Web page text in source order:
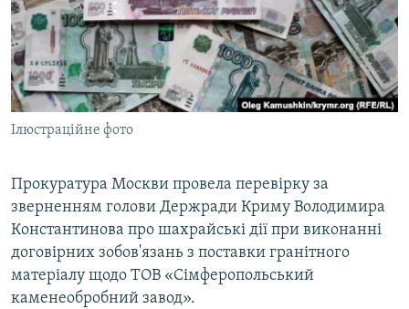
ВІДЕОУРОКИ «ELIFBE»
СВІДЧЕННЯ ОКУПАЦІЇ
УКРАЇНСЬКА ПРОБЛЕМА КРИМУ
ІНФОГРАФІКА
Русский
Qırımtatar
ДОЛУЧАЙСЯ!
Усі сайти RFE/RL
Ілюстраційне фото
Прокуратура Москви провела перевірку за
зверненням голови Держради Криму Володимира
Константинова про шахрайські дії при виконанні
договірних зобов'язань з поставки гранітного
матеріалу щодо ТОВ «Сімферопольський
каменеобробний завод».